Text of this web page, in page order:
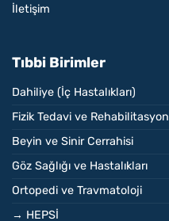
İletişim
Tıbbi Birimler
Dahiliye (İç Hastalıkları)
Fizik Tedavi ve Rehabilitasyon
Beyin ve Sinir Cerrahisi
Göz Sağlığı ve Hastalıkları
Ortopedi ve Travmatoloji
→ HEPSİ